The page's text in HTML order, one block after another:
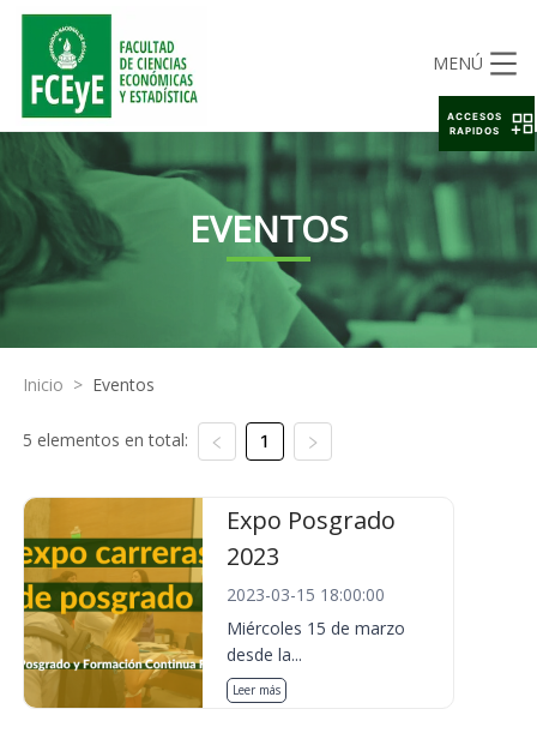
MENÚ
EVENTOS
Inicio > Eventos
5 elementos en total: 1
Expo Posgrado
2023
2023-03-15 18:00:00
Miércoles 15 de marzo
desde la...
Leer más
ACCESOS
RAPIDOS